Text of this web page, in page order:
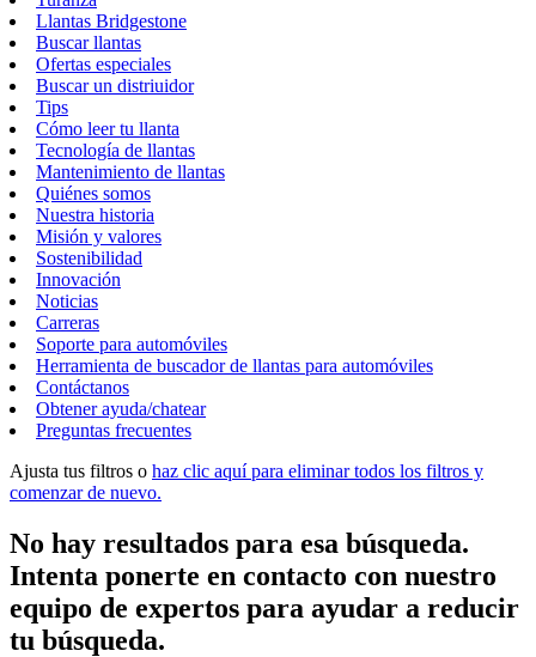
Llantas Bridgestone
Buscar llantas
Ofertas especiales
Buscar un distriuidor
Tips
Cómo leer tu llanta
Tecnología de llantas
Mantenimiento de llantas
Quiénes somos
Nuestra historia
Misión y valores
Sostenibilidad
Innovación
Noticias
Carreras
Soporte para automóviles
Herramienta de buscador de llantas para automóviles
Contáctanos
Obtener ayuda/chatear
Preguntas frecuentes
Ajusta tus filtros o haz clic aquí para eliminar todos los filtros y
comenzar de nuevo.
No hay resultados para esa búsqueda.
Intenta ponerte en contacto con nuestro
equipo de expertos para ayudar a reducir
tu búsqueda.